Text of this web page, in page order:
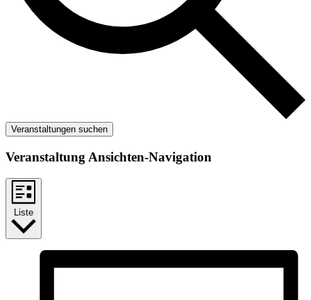
Veranstaltungen suchen
Veranstaltung Ansichten-Navigation
Liste